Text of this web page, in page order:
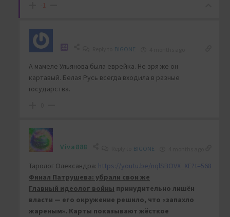
-1
BIGONE
А мамеле Ульянова была еврейка. Не зря же он
картавый. Белая Русь всегда входила в разные
государства.
Viva888 BIGONE
Таролог Олександра: https://youtu.be/nqlSBOVX_XE?t=568
Финал Патрушева: убрали свои же
Главный идеолог войны принудительно лишён
власти — его окружение решило, что «запахло
жареным». Карты показывают жёсткое